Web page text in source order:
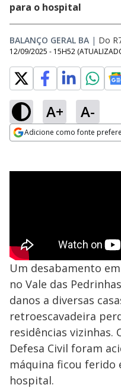
para o hospital
BALANÇO GERAL BA | Do
12/09/2025 - 15H52
A+ A-
Adicione como fonte
Um desabamento
no Vale das
danos a diversas
retroescavadeira
residências vizinhas.
Defesa Civil foram
máquina ficou ferido
hospital.